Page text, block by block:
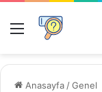
Menü
Anasayfa /Genel